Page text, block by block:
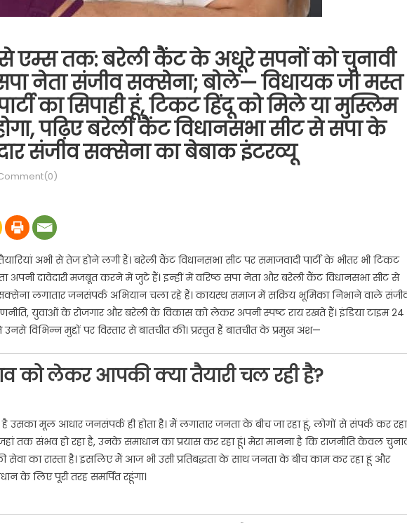
एम्स तक: बरेली कैंट के अधूरे सपनों को चुनावी
सपा नेता संजीव सक्सेना; बोले— विधायक जी मस्त
का सिपाही हूं, टिकट हिंदू को मिले या मुस्लिम
पढ़िए बरेली कैंट विधानसभा सीट से सपा के
संजीव सक्सेना का बेबाक इंटरव्यू
अभी से तेज होने लगी हैं। बरेली कैंट विधानसभा सीट पर समाजवादी पार्टी के भीतर भी टिकट
दावेदारी मजबूत करने में जुटे हैं। इन्हीं में वरिष्ठ सपा नेता और बरेली कैंट विधानसभा सीट से
लगातार जनसंपर्क अभियान चला रहे हैं। कायस्थ समाज में सक्रिय भूमिका निभाने वाले
युवाओं के रोजगार और बरेली के विकास को लेकर अपनी स्पष्ट राय रखते हैं। इंडिया टाइम 24
विभिन्न मुद्दों पर विस्तार से बातचीत की। प्रस्तुत हैं बातचीत के प्रमुख अंश—
को लेकर आपकी क्या तैयारी चल रही है?
है उसका मूल आधार जनसंपर्क ही होता है। मैं लगातार जनता के बीच जा रहा हूं, लोगों से संपर्क कर रहा
तक संभव हो रहा है, उनके समाधान का प्रयास कर रहा हूं। मेरा मानना है कि राजनीति केवल
का रास्ता है। इसलिए मैं आज भी उसी प्रतिबद्धता के साथ जनता के बीच काम कर रहा हूं और
लिए पूरी तरह समर्पित रहूंगा।